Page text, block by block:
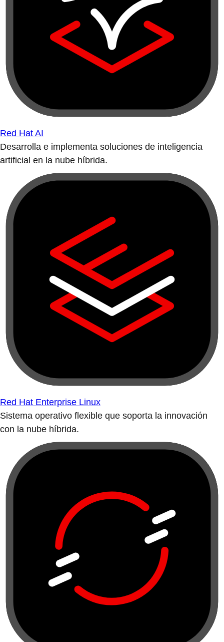
Red Hat AI
Desarrolla e implementa soluciones de inteligencia
artificial en la nube híbrida.
Red Hat Enterprise Linux
Sistema operativo flexible que soporta la innovación
con la nube híbrida.